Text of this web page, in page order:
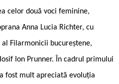
celor două voci feminine,
Anna Lucia Richter, cu
Filarmonicii bucureștene,
Ion Prunner. În cadrul primului
fost mult apreciată evoluția